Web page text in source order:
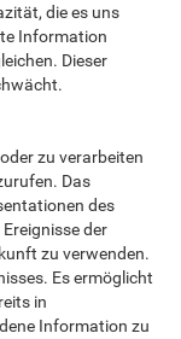
die es uns
Information
Dieser
zu verarbeiten
Das
des
der
zu verwenden.
Es ermöglicht
in
Information zu